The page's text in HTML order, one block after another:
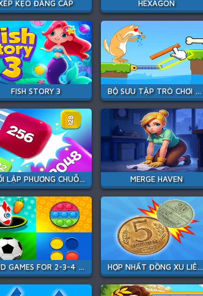
KẸO ĐẲNG CẤP HEXAGON
FISH STORY 3 BỘ SƯU TẬP TRÒ CHƠI XẾP HÌNH NHỎ
KHỐI LẬP PHƯƠNG CHUỖI 2048 MERGE HAVEN
MIND GAMES FOR 2-3-4 PLAYER HỢP NHẤT ĐỒNG XU LIÊN XÔ